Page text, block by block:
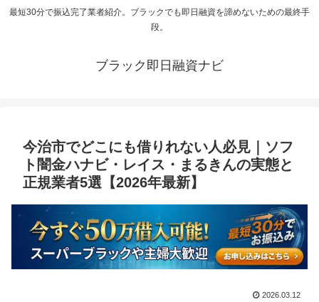
最短30分で振込完了業者紹介。ブラックでも即日融資を諦めないための最終手
段。
ブラック即日融資ナビ
今治市でどこにも借りれない人必見｜ソフ
ト闇金ハナビ・レイス・まるきんの実態と
正規業者5選【2026年最新】
2026.03.12